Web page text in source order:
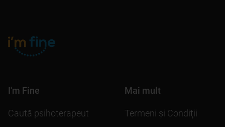
I'm Fine
Caută psihoterapeut
Mai mult
Termeni şi Condiţii